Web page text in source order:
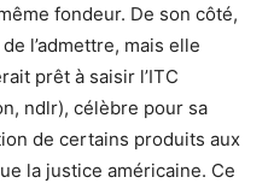
fondeur. De son côté,
l’admettre, mais elle
prêt à saisir l’ITC
ndlr), célèbre pour sa
de certains produits aux
la justice américaine. Ce